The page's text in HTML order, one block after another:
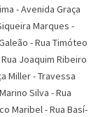
-Avenida Graça
Marques -
-Rua Timóteo
Rua Joaquim Ribeiro
Miller-Travessa
Silva -Rua
Maribel-Rua Basí­